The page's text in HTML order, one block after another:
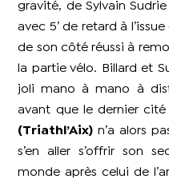
gravité, de Sylvain
avec 5’ de retard à
de son côté réussi à
la partie vélo. Billard et
joli mano à mano à
avant que le dernier cité
(Triathl’Aix) n’a alors
s’en aller s’offrir son
monde après celui de